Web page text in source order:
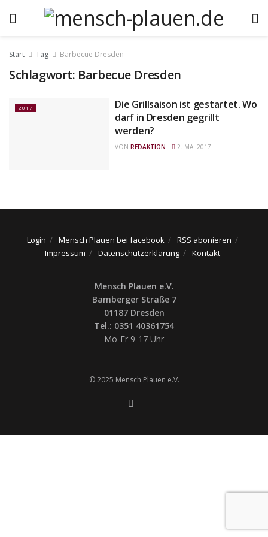
Start Tag Barbecue Dresden
Schlagwort: Barbecue Dresden
2017
Die Grillsaison ist gestartet. Wo
darf in Dresden gegrillt
werden?
VON REDAKTION 2. MAI 2017
Login Mensch Plauen bei facebook
RSS abonieren
Impressum
Datenschutzerklärung Kontakt
Mensch Plauen e.V.
Bamberger Straße 7
01187 Dresden
Tel.: 0351 40361754
Mo-Fr 9-17 Uhr
© 2025 Mensch Plauen e.V.